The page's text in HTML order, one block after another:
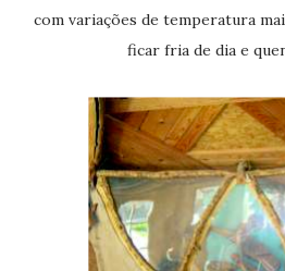
com variações de temperatura
ficar fria de dia e